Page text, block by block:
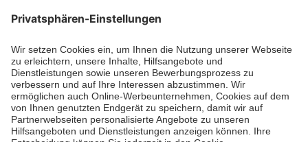
Die Johanniter GmbH führt das Spendenzertifikat
des Deutschen Spendenrats e.V.